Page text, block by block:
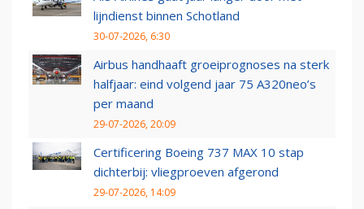
lijndienst binnen Schotland
30-07-2026, 6:30
Airbus handhaaft groeiprognoses na sterk
halfjaar: eind volgend jaar 75 A320neo’s
per maand
29-07-2026, 20:09
Certificering Boeing 737 MAX 10 stap
dichterbij: vliegproeven afgerond
29-07-2026, 14:09